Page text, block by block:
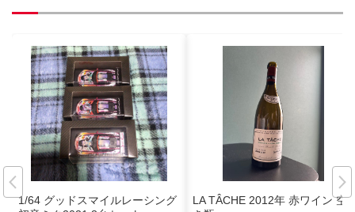
1/64 グッドスマイルレーシング
LA TÂCHE 2012年 赤ワイン 空